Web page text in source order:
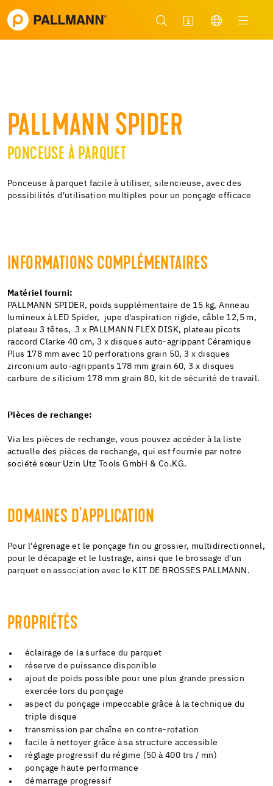
PALLMANN SPIDER
PONCEUSE À PARQUET
Ponceuse à parquet facile à utiliser, silencieuse, avec des
possibilités d'utilisation multiples pour un ponçage efficace
INFORMATIONS COMPLÉMENTAIRES
Matériel fourni:
PALLMANN SPIDER, poids supplémentaire de 15 kg, Anneau
lumineux à LED Spider, jupe d'aspiration rigide, câble 12,5 m,
plateau 3 têtes, 3 x PALLMANN FLEX DISK, plateau picots
raccord Clarke 40 cm, 3 x disques auto-agrippant Céramique
Plus 178 mm avec 10 perforations grain 50, 3 x disques
zirconium auto-agrippants 178 mm grain 60, 3 x disques
carbure de silicium 178 mm grain 80, kit de sécurité de travail.
Pièces de rechange:
Via les pièces de rechange, vous pouvez accéder à la liste
actuelle des pièces de rechange, qui est fournie par notre
société sœur Uzin Utz Tools GmbH & Co.KG.
DOMAINES D'APPLICATION
Pour l'égrenage et le ponçage fin ou grossier, multidirectionnel,
pour le décapage et le lustrage, ainsi que le brossage d'un
parquet en association avec le KIT DE BROSSES PALLMANN.
PROPRIÉTÉS
éclairage de la surface du parquet
réserve de puissance disponible
ajout de poids possible pour une plus grande pression
exercée lors du ponçage
aspect du ponçage impeccable grâce à la technique du
triple disque
transmission par chaîne en contre-rotation
facile à nettoyer grâce à sa structure accessible
réglage progressif du régime (50 à 400 trs / mn)
ponçage haute performance
démarrage progressif